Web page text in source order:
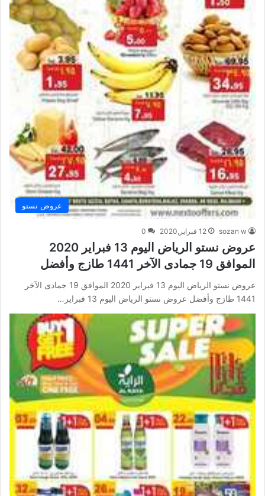
عروض نستو
sozan w 12 فبراير,2020 0
عروض نستو الرياض اليوم 13 فبراير 2020
الموافق 19 جمادى الآخر 1441 طازج وأفضل
عروض نستو الرياض اليوم 13 فبراير 2020 الموافق 19 جمادى الآخر
1441 طازج وأفضل عروض نستو الرياض اليوم 13 فبراير…